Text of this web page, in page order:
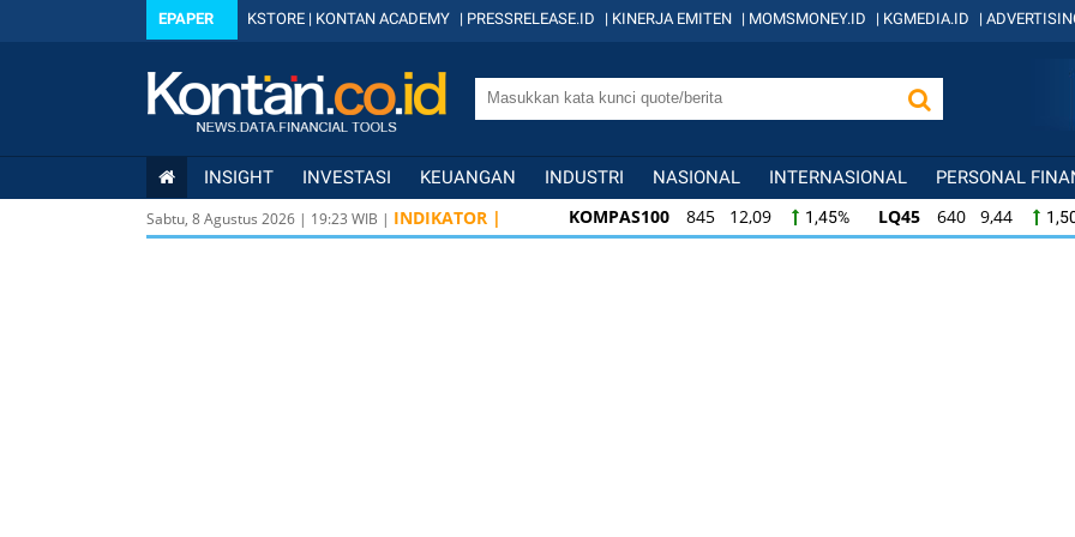
EPAPER KSTORE | KONTAN ACADEMY | PRESSRELEASE.ID | KINERJA EMITEN | MOMSMONEY.ID | KGMEDIA.ID |
INSIGHT INVESTASI KEUANGAN INDUSTRI NASIONAL INTERNASIONAL PERSONAL
Sabtu, 8 Agustus 2026 | 19:23 WIB | INDIKATOR | KOMPAS100 845 12,09 1,45% LQ45 640 9,44
KOMPAS100
845 12,09 1,45% LQ45 640 9,44